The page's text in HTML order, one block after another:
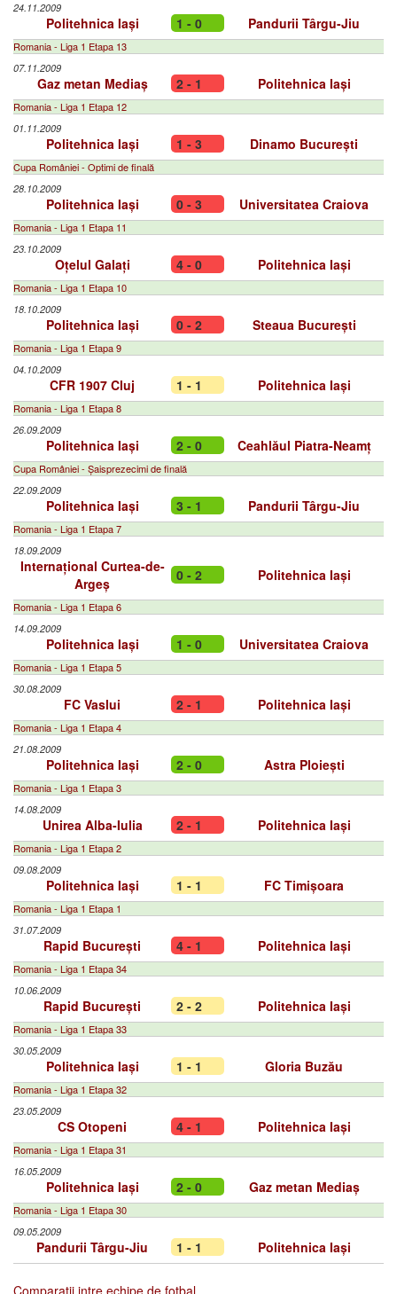
24.11.2009
Politehnica Iași 1 - 0 Pandurii Târgu-Jiu
Romania - Liga 1 Etapa 13
07.11.2009
Gaz metan Mediaș 2 - 1 Politehnica Iași
Romania - Liga 1 Etapa 12
01.11.2009
Politehnica Iași 1 - 3 Dinamo București
Cupa României - Optimi de finală
28.10.2009
Politehnica Iași 0 - 3 Universitatea Craiova
Romania - Liga 1 Etapa 11
23.10.2009
Oțelul Galați 4 - 0 Politehnica Iași
Romania - Liga 1 Etapa 10
18.10.2009
Politehnica Iași 0 - 2 Steaua București
Romania - Liga 1 Etapa 9
04.10.2009
CFR 1907 Cluj 1 - 1 Politehnica Iași
Romania - Liga 1 Etapa 8
26.09.2009
Politehnica Iași 2 - 0 Ceahlăul Piatra-Neamț
Cupa României - Șaisprezecimi de finală
22.09.2009
Politehnica Iași 3 - 1 Pandurii Târgu-Jiu
Romania - Liga 1 Etapa 7
18.09.2009
Internațional Curtea-de-
Argeș
0 - 2 Politehnica Iași
Romania - Liga 1 Etapa 6
14.09.2009
Politehnica Iași 1 - 0 Universitatea Craiova
Romania - Liga 1 Etapa 5
30.08.2009
FC Vaslui 2 - 1 Politehnica Iași
Romania - Liga 1 Etapa 4
21.08.2009
Politehnica Iași 2 - 0 Astra Ploiești
Romania - Liga 1 Etapa 3
14.08.2009
Unirea Alba-Iulia 2 - 1 Politehnica Iași
Romania - Liga 1 Etapa 2
09.08.2009
Politehnica Iași 1 - 1 FC Timișoara
Romania - Liga 1 Etapa 1
31.07.2009
Rapid București 4 - 1 Politehnica Iași
Romania - Liga 1 Etapa 34
10.06.2009
Rapid București 2 - 2 Politehnica Iași
Romania - Liga 1 Etapa 33
30.05.2009
Politehnica Iași 1 - 1 Gloria Buzău
Romania - Liga 1 Etapa 32
23.05.2009
CS Otopeni 4 - 1 Politehnica Iași
Romania - Liga 1 Etapa 31
16.05.2009
Politehnica Iași 2 - 0 Gaz metan Mediaș
Romania - Liga 1 Etapa 30
09.05.2009
Pandurii Târgu-Jiu 1 - 1 Politehnica Iași
Comparatii intre echipe de fotbal